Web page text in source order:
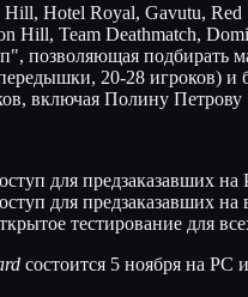
Hotel Royal, Gavutu, Red
Team Deathmatch,
позволяющая подбирать
20-28 игроков) и
включая Полину Петрову
для предзаказавших на
для предзаказавших на
тестирование для
состоится 5 ноября на PC